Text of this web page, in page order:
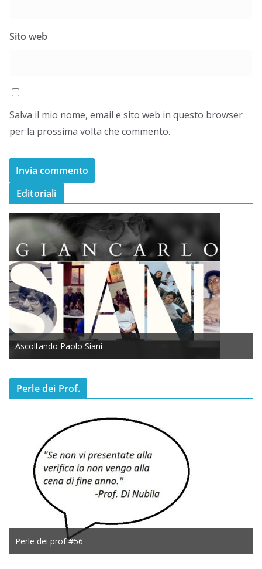
Sito web
Salva il mio nome, email e sito web in questo browser
per la prossima volta che commento.
Editoriali
Ascoltando Paolo Siani
Perle dei Prof.
Perle dei prof #56